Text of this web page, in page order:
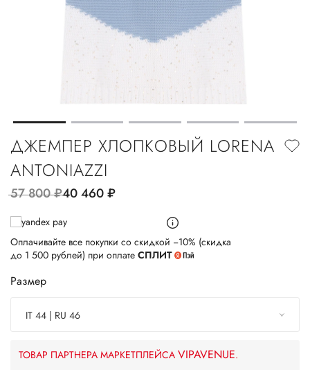
ДЖЕМПЕР ХЛОПКОВЫЙ LORENA
ANTONIAZZI
57 800руб.40 460руб.
Оплачивайте все покупки со скидкой −10% (скидка
до 1 500 рублей) при оплате СПЛИТ
Размер
IT 44 | RU 46
ТОВАР ПАРТНЕРА МАРКЕТПЛЕЙСА VIPAVENUE.